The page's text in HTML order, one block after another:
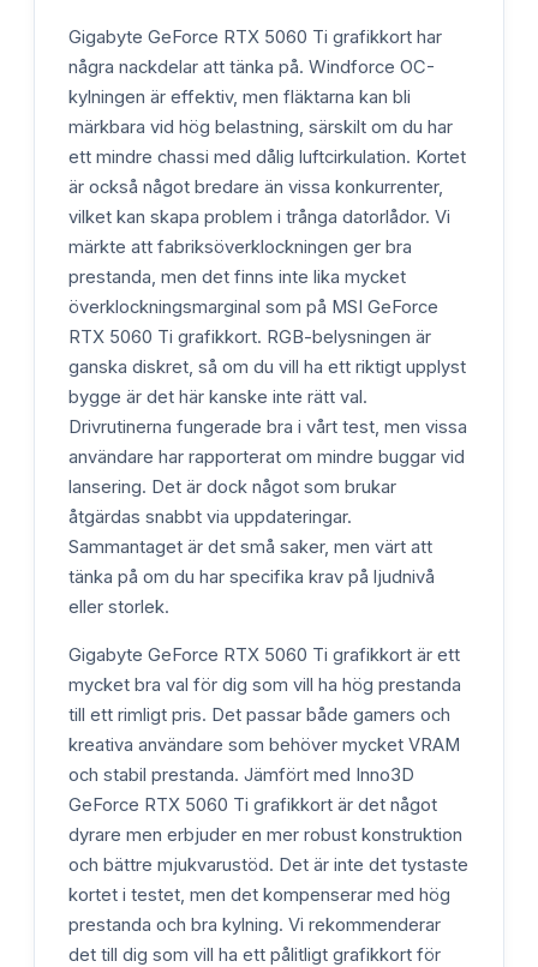
Gigabyte GeForce RTX 5060 Ti grafikkort har
några nackdelar att tänka på. Windforce OC-
kylningen är effektiv, men fläktarna kan bli
märkbara vid hög belastning, särskilt om du har
ett mindre chassi med dålig luftcirkulation. Kortet
är också något bredare än vissa konkurrenter,
vilket kan skapa problem i trånga datorlådor. Vi
märkte att fabriksöverklockningen ger bra
prestanda, men det finns inte lika mycket
överklockningsmarginal som på MSI GeForce
RTX 5060 Ti grafikkort. RGB-belysningen är
ganska diskret, så om du vill ha ett riktigt upplyst
bygge är det här kanske inte rätt val.
Drivrutinerna fungerade bra i vårt test, men vissa
användare har rapporterat om mindre buggar vid
lansering. Det är dock något som brukar
åtgärdas snabbt via uppdateringar.
Sammantaget är det små saker, men värt att
tänka på om du har specifika krav på ljudnivå
eller storlek.
Gigabyte GeForce RTX 5060 Ti grafikkort är ett
mycket bra val för dig som vill ha hög prestanda
till ett rimligt pris. Det passar både gamers och
kreativa användare som behöver mycket VRAM
och stabil prestanda. Jämfört med Inno3D
GeForce RTX 5060 Ti grafikkort är det något
dyrare men erbjuder en mer robust konstruktion
och bättre mjukvarustöd. Det är inte det tystaste
kortet i testet, men det kompenserar med hög
prestanda och bra kylning. Vi rekommenderar
det till dig som vill ha ett pålitligt grafikkort för